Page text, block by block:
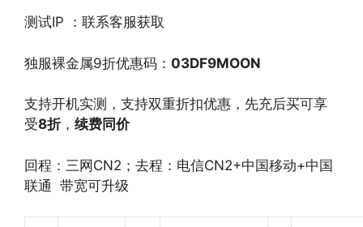
测试IP ：联系客服获取
独服裸金属9折优惠码： 03DF9MOON
支持开机实测，支持双重折扣优惠，先充后买可享
受8折， 续费同价
回程：三网CN2；去程：电信CN2+中国移动+中国
联通 带宽可升级